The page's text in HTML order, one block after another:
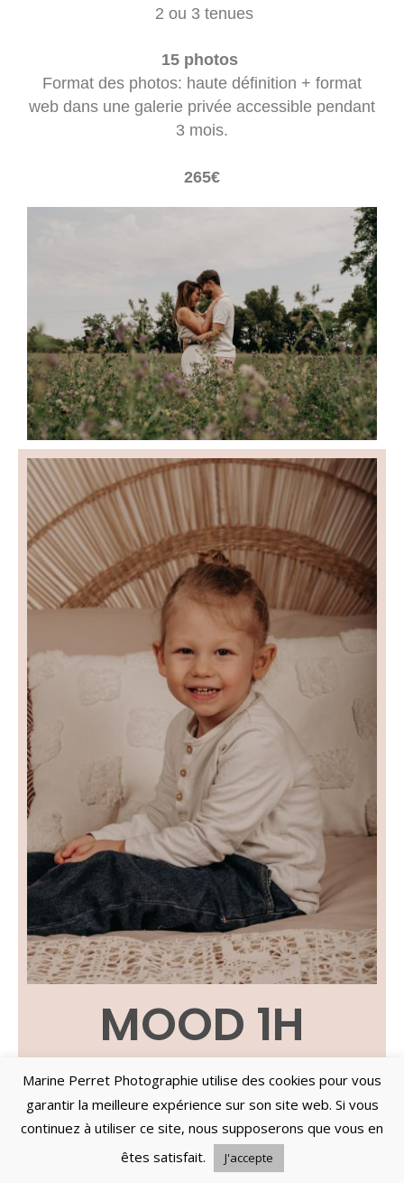
2 ou 3 tenues
15 photos
Format des photos: haute définition + format
web dans une galerie privée accessible pendant
3 mois.
265€
MOOD 1H
Séance photo d’une durée de 1h30
Au studio ou en extérieur
1 ou 2 tenues
Marine Perret Photographie utilise des cookies pour vous
garantir la meilleure expérience sur son site web. Si vous
continuez à utiliser ce site, nous supposerons que vous en
êtes satisfait.
J'accepte